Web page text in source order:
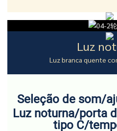
Luz
Luz branca quente
Seleção de som/
Luz noturna/porta
tipo C/